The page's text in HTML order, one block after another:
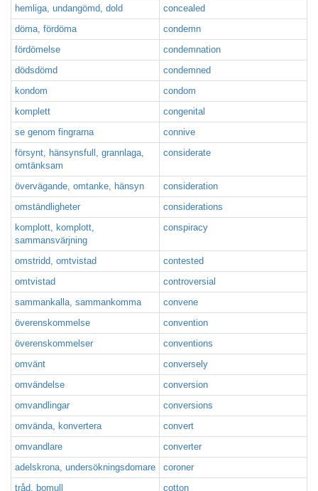
hemliga, undangömd, dold
concealed
döma, fördöma
condemn
fördömelse
condemnation
dödsdömd
condemned
kondom
condom
komplett
congenital
se genom fingrarna
connive
försynt, hänsynsfull, grannlaga,
omtänksam
considerate
övervägande, omtanke, hänsyn
consideration
omständligheter
considerations
komplott, komplott,
sammansvärjning
conspiracy
omstridd, omtvistad
contested
omtvistad
controversial
sammankalla, sammankomma
convene
överenskommelse
convention
överenskommelser
conventions
omvänt
conversely
omvändelse
conversion
omvandlingar
conversions
omvända, konvertera
convert
omvandlare
converter
adelskrona, undersökningsdomare
coroner
tråd, bomull
cotton